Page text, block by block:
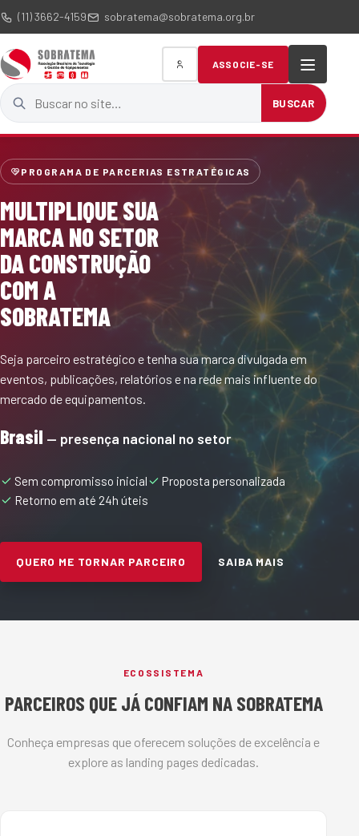
(11) 3662-4159 sobratema@sobratema.org.br
Buscar no site
BUSCAR
ASSOCIE-SE
PROGRAMA DE PARCERIAS ESTRATÉGICAS
MULTIPLIQUE SUA
MARCA NO SETOR
DA CONSTRUÇÃO
COM A
SOBRATEMA
Seja parceiro estratégico e tenha sua marca divulgada em
eventos, publicações, relatórios e na rede mais influente do
mercado de equipamentos.
Brasil — presença nacional no setor
Sem compromisso inicial
Proposta personalizada
Retorno em até 24h úteis
QUERO ME TORNAR PARCEIRO SAIBA MAIS
ECOSSISTEMA
PARCEIROS QUE JÁ CONFIAM NA SOBRATEMA
Conheça empresas que oferecem soluções de excelência e
explore as landing pages dedicadas.